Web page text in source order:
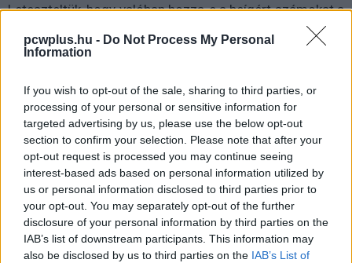
pcwplus.hu - Do Not Process My Personal
Information
If you wish to opt-out of the sale, sharing to third parties, or
processing of your personal or sensitive information for
targeted advertising by us, please use the below opt-out
section to confirm your selection. Please note that after your
opt-out request is processed you may continue seeing
interest-based ads based on personal information utilized by
us or personal information disclosed to third parties prior to
your opt-out. You may separately opt-out of the further
disclosure of your personal information by third parties on the
IAB’s list of downstream participants. This information may
also be disclosed by us to third parties on the IAB’s List of
Leteszteltük, hogy valóban hozza-e a beígért számokat a
FURY Renegade G5, és arra is válaszolunk, hogy
hétköznapi használat során valóban érezhető-e a
SSD között.
Látszik, hogy nem kezdők alkották
Drága, felsőpolcos SSD lett aFURY Renegade G5
modell, ami érthető is, tekintve, hogy a ma elérhető
maximális SSD-teljesítményértékeket hirdeti magáról. Ha
azonban a felhasználó kiadja a szép kis summát egy
ilyen adattárolóért, nem csupán azt szeretné látni, hogy
szekvenciálisan hozza a dobozra írt sebességet,